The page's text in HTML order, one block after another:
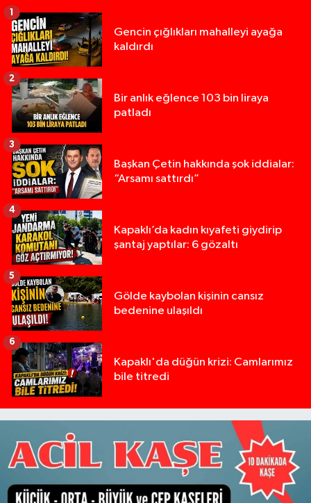
Gencin çığlıkları mahalleyi ayağa
kaldırdı
1
Bir anlık eğlence 103 bin liraya
patladı
2
Başkan Çetin hakkında şok iddialar:
“Arsamı sattırdı”
3
Kapaklı’da kadın kıyafeti giydirip
şantaj yaptılar: 6 gözaltı
4
Gölde kaybolan kişinin cansız
bedenine ulaşıldı
5
Kapaklı'da düğün krizi: Camlarımız
bile titredi
6